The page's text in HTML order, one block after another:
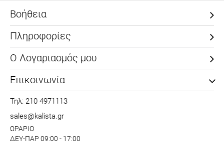
Βοήθεια
Πληροφορίες
Ο Λογαριασμός μου
Επικοινωνία
Τηλ: 210 4971113
sales@kalista.gr
ΩΡΑΡΙΟ
ΔΕΥ-ΠΑΡ 09:00 - 17:00